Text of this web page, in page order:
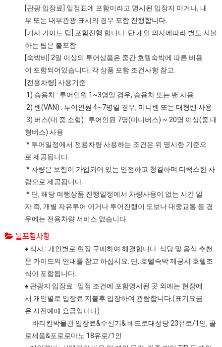
[관광 입장료] 일정표에 포함이라고 명시된 입장지 이거나, 내
부 또는 내부관광 표시의 경우 포함 진행합니다.
[기사.가이드 팁] 포함진행 합니다. 단 개인 의사에따라 별도 지불
하는 팁은 불포함
[숙박비] 2일 이상의 투어상품은 중간 호텔숙박에 따른 비용
이 포함되어있습니다. 각 상품 포함 조건사항 참고.
[전용차량] 사용기준
1) 승용차 : 투어인원 1~3명일 경우, 승용차 또는 밴 사용
2) 밴(VAN) : 투어인원 4~7명일 경우, 미니밴 또는 대형밴 사용
3) 버스(대.중.소형) : 투어인원 7명(미니버스) ~ 20명 이상(중.대
형버스) 사용
* 투어일정에서 전용차량 사용하는 조건은 위 명시한 기준으
로 제공됩니다.
* 차량은 보험이 가입되어 있는 안전하고 청결하며 디럭스한 차
량으로 제공됩니다.
* 단, 해당 여행상품 진행일정에서 차량사용이 없는 시간.일
자 즉, 개별 자유투어 이거나 투어진행이 도보나 대중교통 등 경
우에는 전용차량 서비스 없습니다.
불포함사항
♠ 식사 : 개인별로 현장 구매하여 해결합니다. 식당 및 음식 추천
은 가이드의 안내를 참고 하십시요. 단, 호텔숙박 제공시 호텔조
식이 포함됩니다.
♠ 관광지 입장료 : 일정 조건에 포함명시된 곳 외에는 현장에
서 개인별로 입장료 지불후 입장하여 관람합니다.(표기요금
은 사전예매 요금입니다)
바티칸박물관 입장료&수신기& 베드로대성당 23유로/1인, 콜
로세움&포로로마노 18유로/1인